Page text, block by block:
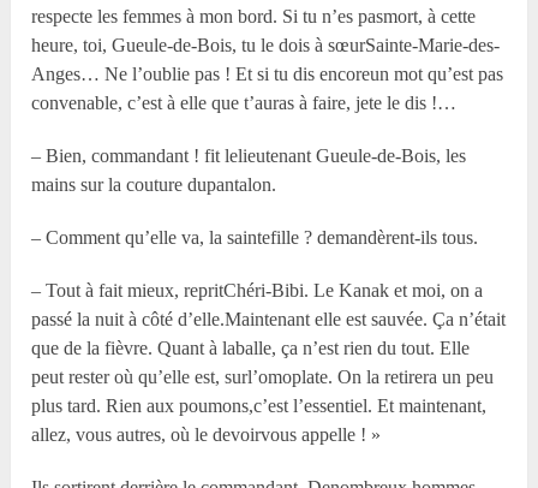
respecte les femmes à mon bord. Si tu n’es pasmort, à cette
heure, toi, Gueule-de-Bois, tu le dois à sœurSainte-Marie-des-
Anges… Ne l’oublie pas ! Et si tu dis encoreun mot qu’est pas
convenable, c’est à elle que t’auras à faire, jete le dis !…
– Bien, commandant ! fit lelieutenant Gueule-de-Bois, les
mains sur la couture dupantalon.
– Comment qu’elle va, la saintefille ? demandèrent-ils tous.
– Tout à fait mieux, repritChéri-Bibi. Le Kanak et moi, on a
passé la nuit à côté d’elle.Maintenant elle est sauvée. Ça n’était
que de la fièvre. Quant à laballe, ça n’est rien du tout. Elle
peut rester où qu’elle est, surl’omoplate. On la retirera un peu
plus tard. Rien aux poumons,c’est l’essentiel. Et maintenant,
allez, vous autres, où le devoirvous appelle ! »